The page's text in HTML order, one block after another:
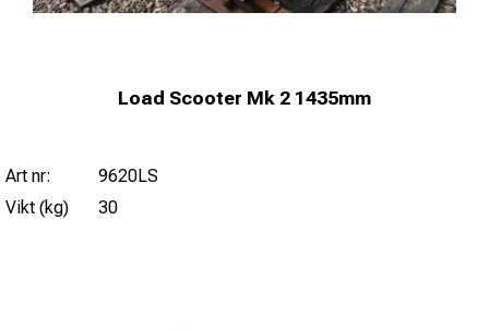
Load Scooter Mk 2 1435mm
Art nr:
9620LS
Vikt (kg)
30